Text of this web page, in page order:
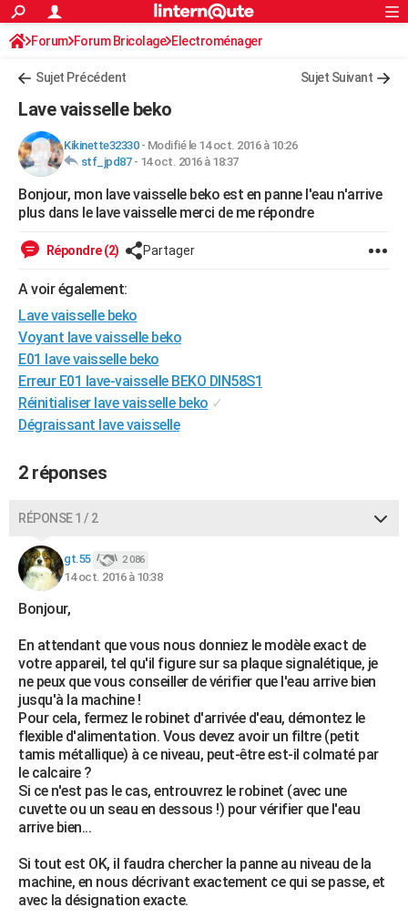
ACTUALITÉS
Politique
Société
Faits Divers
Education
Monde
Villes
+
FINANCE
Retraite
Impôts
Epargne
Immobilier
Risques naturels par ville
Banque
Assurance
Crédit
AUTO
Essais
Réserver un essai
Citadines
Berlines
SUV
Forum auto
+HIGH-TECH
Mobiles
Meilleur smartphone
Internet
Ordinateurs
Jeux vidéo
Guide high-tech
BRICOLAGE
WEEK-END
Guides de France
Escapades
Patrimoine
Expositions
Musées
Week-end nature
+LIFESTYLE
Art de vivre
Bien-être
Loisirs
Mode
Modes de vie
SANTE
Alimentation
Guide de la santé
Maladies
Médicaments
Sommeil
Destinations
City break
Voyage nature
Voyage de noces
Forum
Climat
PHOTO
GUIDES D'ACHAT
Carte de Noël
Carte Bonne année
Carte Saint-Valentin
Carte Pâques
Carte d'anniversaire
DICTIONNAIRE
Dictionnaire
Biographies
Citations
Expressions
Proverbes
PROGRAMME TV
COPAINS D'AVANT
S'inscrire
Se connecter
Lycées
Collèges
Primaires
Universités
Entreprises
Service militaire
Avis de recherche
AVIS DE DÉCÈS
FORUM
Bricolage
Lifestyle
Culture
Sport
Auto
Television
Voyage
Cinema
S'inscrire
Connexion
Forum Forum Bricolage Electroménager
Sujet Précédent Sujet Suivant
Lave vaisselle beko
Kikinette32330- Modifié le 14 oct. 2016 à 10:26
stf_jpd87- 14 oct. 2016 à 18:37
Bonjour, mon lave vaisselle beko est en panne l'eau n'arrive
plus dans le lave vaisselle merci de me répondre
Répondre (2) Partager
A voir également:
Lave vaisselle beko
Voyant lave vaisselle beko
E01 lave vaisselle beko
Erreur E01 lave-vaisselle BEKO DIN58S1
Réinitialiser lave vaisselle beko ✓
Dégraissant lave vaisselle
2 réponses
RÉPONSE 1 / 2
gt.55 2 086
14 oct. 2016 à 10:38
Bonjour,
En attendant que vous nous donniez le modèle exact de
votre appareil, tel qu'il figure sur sa plaque signalétique, je
ne peux que vous conseiller de vérifier que l'eau arrive bien
jusqu'à la machine !
Pour cela, fermez le robinet d'arrivée d'eau, démontez le
flexible d'alimentation. Vous devez avoir un filtre (petit
tamis métallique) à ce niveau, peut-être est-il colmaté par
le calcaire ?
Si ce n'est pas le cas, entrouvrez le robinet (avec une
cuvette ou un seau en dessous !) pour vérifier que l'eau
arrive bien...
Si tout est OK, il faudra chercher la panne au niveau de la
machine, en nous décrivant exactement ce qui se passe, et
avec la désignation exacte.